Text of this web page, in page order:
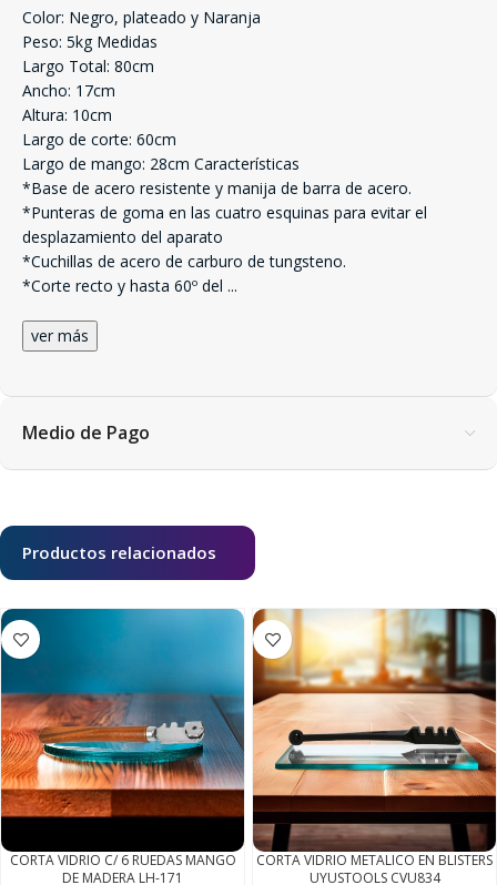
Color: Negro, plateado y Naranja
Peso: 5kg Medidas
Largo Total: 80cm
Ancho: 17cm
Altura: 10cm
Largo de corte: 60cm
Largo de mango: 28cm Características
*Base de acero resistente y manija de barra de acero.
*Punteras de goma en las cuatro esquinas para evitar el
desplazamiento del aparato
*Cuchillas de acero de carburo de tungsteno.
*Corte recto y hasta 60º del ...
ver más
Medio de Pago
Productos relacionados
CORTA VIDRIO C/ 6 RUEDAS MANGO
DE MADERA LH-171
CORTA VIDRIO METALICO EN BLISTERS
UYUSTOOLS CVU834